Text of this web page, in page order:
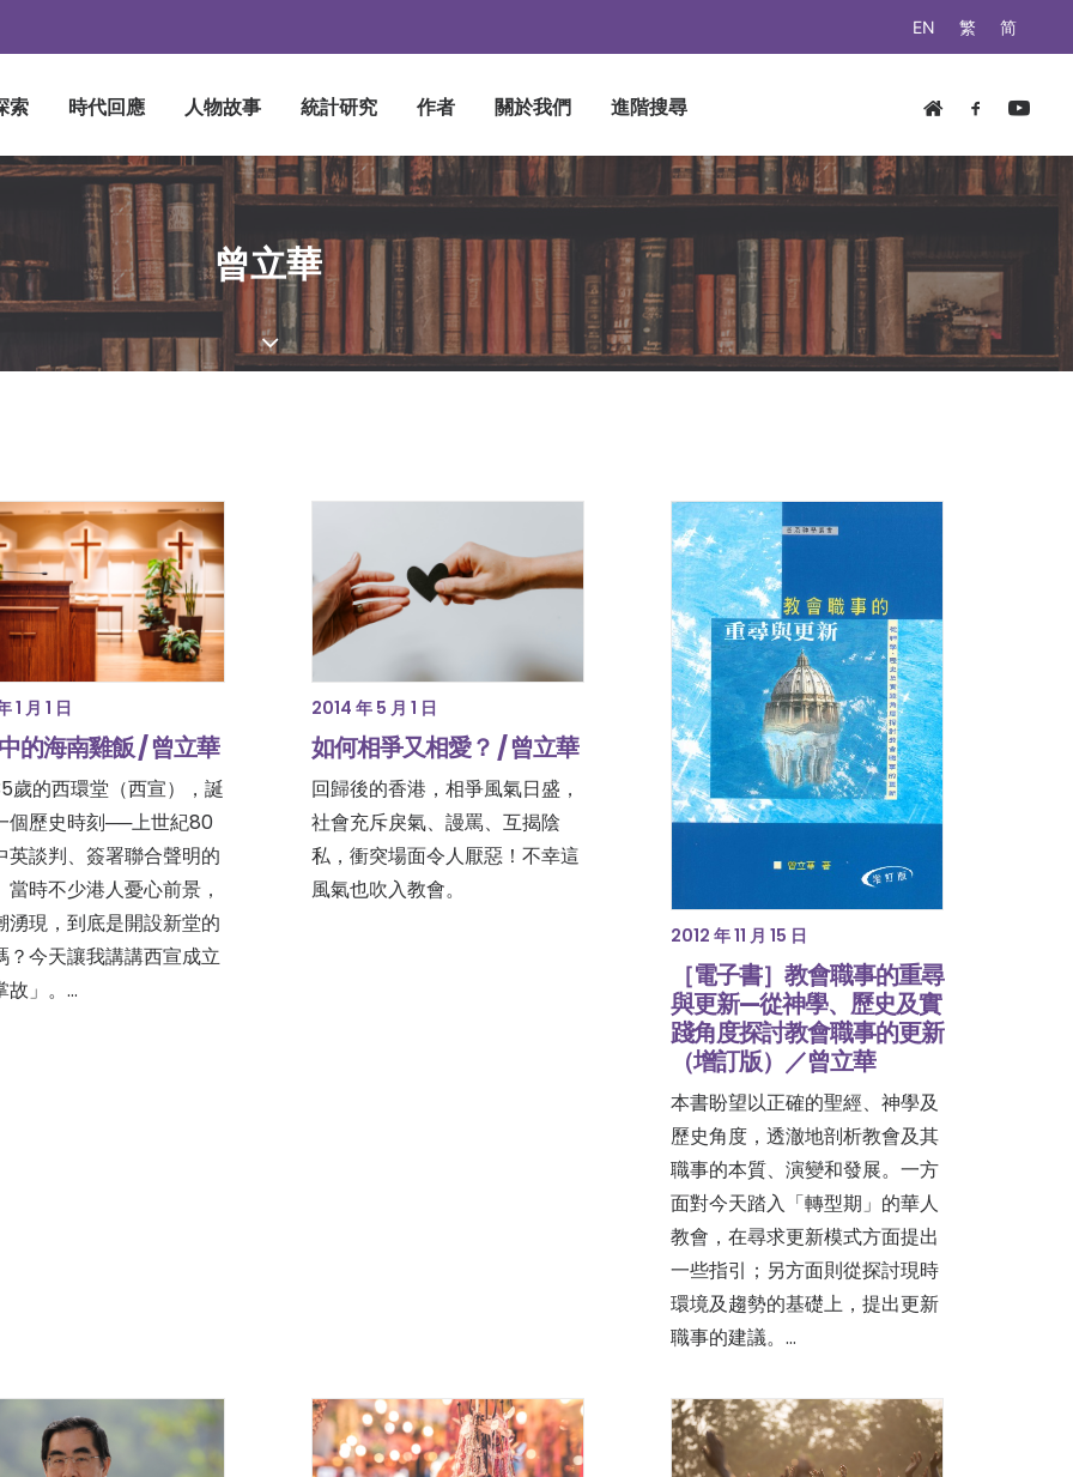
EN 繁 简
索 時代回應 人物故事 統計研究 作者 關於我們 進階搜尋
曾立華
1 月 1 日
的海南雞飯 / 曾立華
歲的西環堂（西宣），誕
個歷史時刻──上世紀80
英談判、簽署聯合聲明的
當時不少港人憂心前景，
湧現，到底是開設新堂的
？今天讓我講講西宣成立
故」。…
2014 年 5 月 1 日
如何相爭又相愛？ / 曾立華
回歸後的香港，相爭風氣日盛，
社會充斥戾氣、謾罵、互揭陰
私，衝突場面令人厭惡！不幸這
風氣也吹入教會。
2012 年 11 月 15 日
［電子書］教會職事的重尋
與更新—從神學、歷史及實
踐角度探討教會職事的更新
（增訂版）／曾立華
本書盼望以正確的聖經、神學及
歷史角度，透澈地剖析教會及其
職事的本質、演變和發展。一方
面對今天踏入「轉型期」的華人
教會，在尋求更新模式方面提出
一些指引；另方面則從探討現時
環境及趨勢的基礎上，提出更新
職事的建議。…